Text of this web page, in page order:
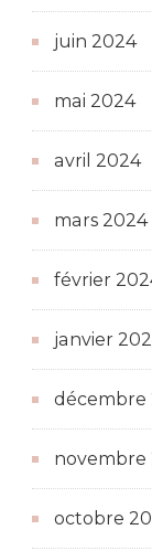
juin 2024
mai 2024
avril 2024
mars 2024
février
janvier
décembre
novembre
octobre